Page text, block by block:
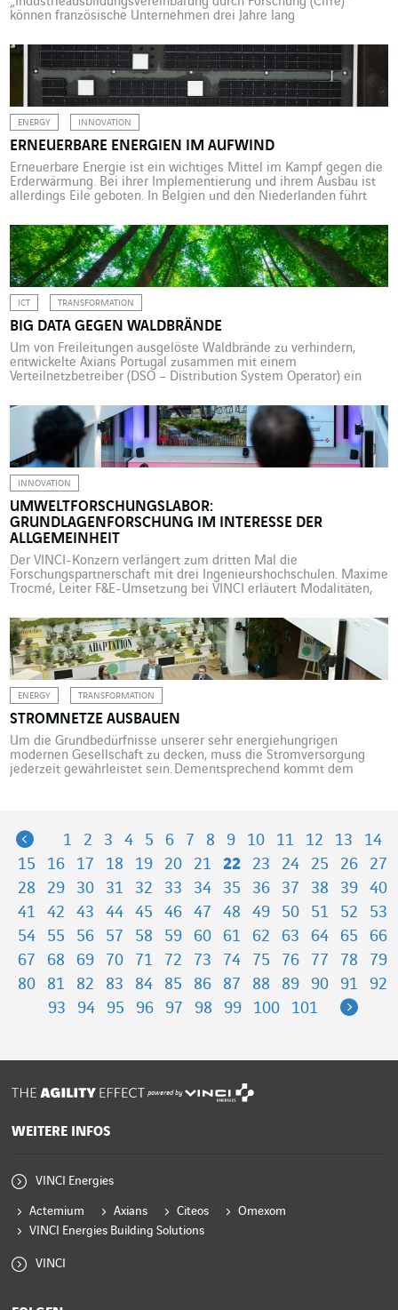
können französische Unternehmen drei Jahre lang
Interview mit Mouloud Iferroudjene, Doktorand am Labor für
Systeminformatik, -modelierung und -optimierung, und seinem
Ansprechpartner im Unternehmen, Thierry Laveille, Head of
Product Management und zuständig für Forschung und Innovation
bei Courbon Software, einer Business […]
ENERGY INNOVATION
ERNEUERBARE ENERGIEN IM AUFWIND
Erneuerbare Energie ist ein wichtiges Mittel im Kampf gegen die
Erderwärmung. Bei ihrer Implementierung und ihrem Ausbau ist
allerdings Eile geboten. In Belgien und den Niederlanden führt
Photovoltaik-Projekte durch. Die Europäische Union hat sich
verpflichtet, bis 2030 die Treibhausgasemissionen um 55 % zu
reduzieren (Referenzjahr 1990) […]
ICT TRANSFORMATION
BIG DATA GEGEN WALDBRÄNDE
Um von Freileitungen ausgelöste Waldbrände zu verhindern,
entwickelte Axians Portugal zusammen mit einem
Verteilnetzbetreiber (DSO – Distribution System Operator) ein
Kurzschlüssen. Noch nie zuvor gab es weltweit so viele
Waldbrände an einem Tag wie am Sonntag, dem 8. August 2021,
nämlich insgesamt 187.114. Dieser traurige, von einem NASA-
Satelliten […]
INNOVATION
UMWELTFORSCHUNGSLABOR:
GRUNDLAGENFORSCHUNG IM INTERESSE DER
ALLGEMEINHEIT
Der VINCI-Konzern verlängert zum dritten Mal die
Forschungspartnerschaft mit drei Ingenieurshochschulen. Maxime
Trocmé, Leiter F&E-Umsetzung bei VINCI erläutert Modalitäten,
Zusammenarbeit mit dem lab recherche environnement
(Umweltforschungslabor). Worum handelt es sich dabei? Das
Labor ist das Ergebnis einer Partnerschaft, die 2008 zwischen
VINCI und drei großen Ingenieurschulen ins […]
ENERGY TRANSFORMATION
STROMNETZE AUSBAUEN
Um die Grundbedürfnisse unserer sehr energiehungrigen
modernen Gesellschaft zu decken, muss die Stromversorgung
jederzeit gewährleistet sein. Dementsprechend kommt dem
zunehmenden Einspeisung erneuerbaren, lokal produzierten
Stroms die Resilienz der Systeme […]
Previous
1 2 3 4 5 6 7 8 9 10 11 12 13
14
15
16 17 18 19 20 21 22 23 24 25 26
27
28
29 30 31 32 33 34 35 36 37 38 39
40
41
42 43 44 45 46 47 48 49 50 51 52
53
54
55 56 57 58 59 60 61 62 63 64 65
66
67
68 69 70 71 72 73 74 75 76 77 78
79
80
81 82 83 84 85 86 87 88 89 90 91
92
93
94 95 96 97 98 99 100 101 Next
powered by
WEITERE INFOS
VINCI Energies
Actemium Axians Citeos
Omexom
VINCI Energies Building Solutions
VINCI